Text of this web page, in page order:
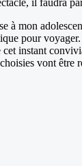
il faudra
à mon
pour voyager.
instant
vont être